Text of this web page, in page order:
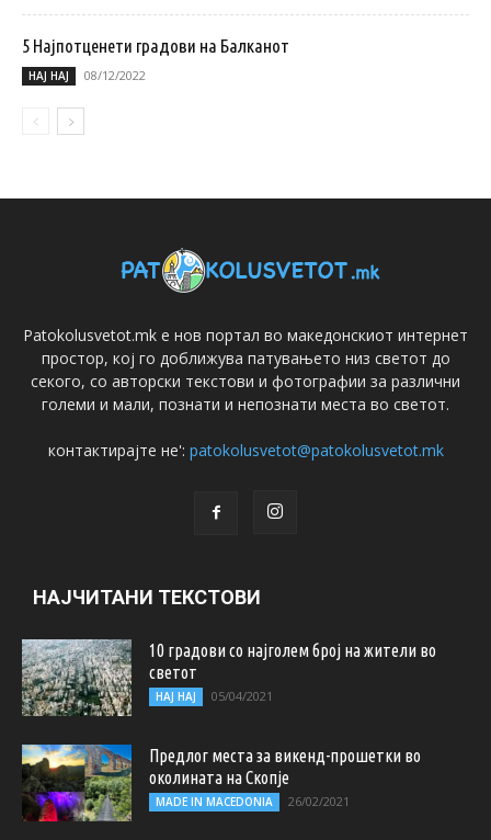
5 Најпотценети градови на Балканот
НАЈ НАЈ 08/12/2022
Patokolusvetot.mk е нов портал во македонскиот интернет
простор, кој го доближува патувањето низ светот до
секого, со авторски текстови и фотографии за различни
големи и мали, познати и непознати места во светот.
контактирајте не': patokolusvetot@patokolusvetot.mk
НАЈЧИТАНИ ТЕКСТОВИ
10 градови со најголем број на жители во
светот
НАЈ НАЈ 05/04/2021
Предлог места за викенд-прошетки во
околината на Скопје
MADE IN MACEDONIA 26/02/2021